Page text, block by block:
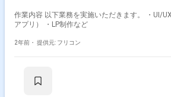
作業内容 以下業務を実施いただきます。 ・UI/
アプリ） ・LP制作など
2年前・ 提供元: フリコン